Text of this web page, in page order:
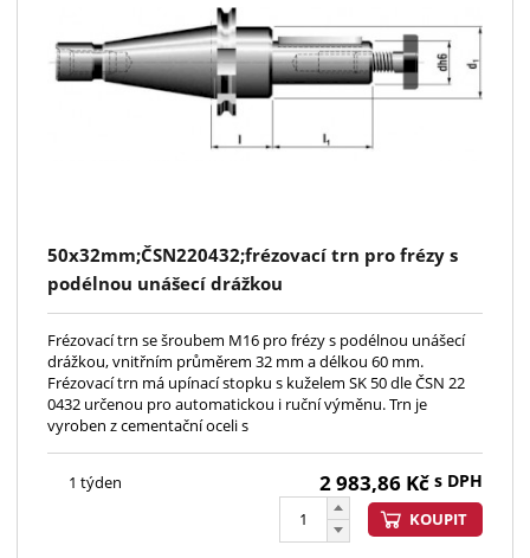
50x32mm;ČSN220432;frézovací trn pro frézy s
podélnou unášecí drážkou
Frézovací trn se šroubem M16 pro frézy s podélnou unášecí
drážkou, vnitřním průměrem 32 mm a délkou 60 mm.
Frézovací trn má upínací stopku s kuželem SK 50 dle ČSN 22
0432 určenou pro automatickou i ruční výměnu. Trn je
vyroben z cementační oceli s
1 týden 2 983,86 Kč s DPH
KOUPIT